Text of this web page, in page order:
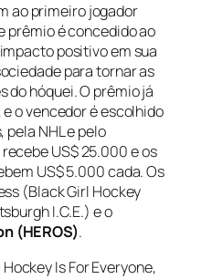
ao primeiro jogador
prêmio é concedido ao
positivo em sua
para tornar as
do hóquei. O prêmio já
o vencedor é escolhido
pela NHL e pelo
US$ 25.000 e os
US$ 5.000 cada. Os
(Black Girl Hockey
I.C.E.) e o
(HEROS).
Hockey Is For Everyone,